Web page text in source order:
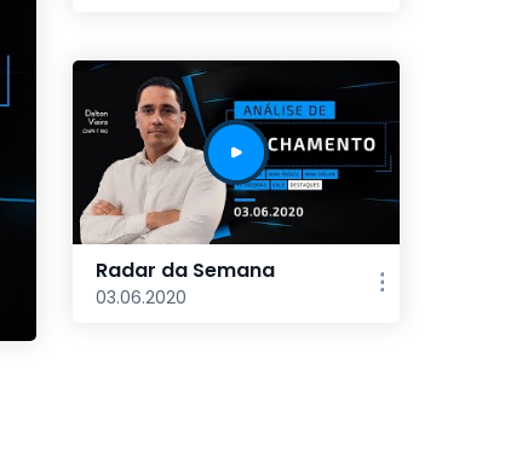
Radar da Semana
03.06.2020